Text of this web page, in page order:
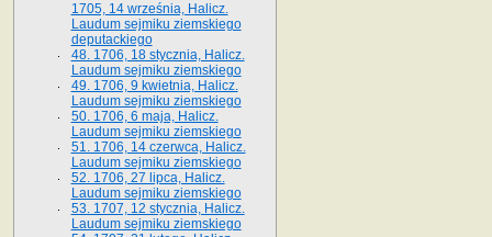
1705, 14 września, Halicz.
Laudum sejmiku ziemskiego
deputackiego
48. 1706, 18 stycznia, Halicz.
Laudum sejmiku ziemskiego
49. 1706, 9 kwietnia, Halicz.
Laudum sejmiku ziemskiego
50. 1706, 6 maja, Halicz.
Laudum sejmiku ziemskiego
51. 1706, 14 czerwca, Halicz.
Laudum sejmiku ziemskiego
52. 1706, 27 lipca, Halicz.
Laudum sejmiku ziemskiego
53. 1707, 12 stycznia, Halicz.
Laudum sejmiku ziemskiego